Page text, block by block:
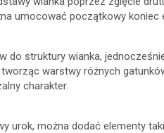
umocować początkowy koniec
do struktury wianka,
warstwy różnych
charakter.
urok, można dodać elementy